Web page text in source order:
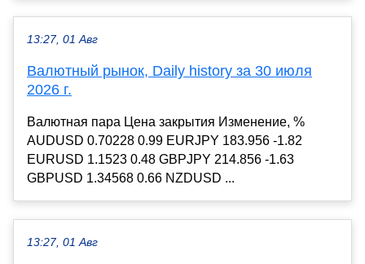
13:27, 01 Авг
Валютный рынок, Daily history за 30 июля
2026 г.
Валютная пара Цена закрытия Изменение, %
AUDUSD 0.70228 0.99 EURJPY 183.956 -1.82
EURUSD 1.1523 0.48 GBPJPY 214.856 -1.63
GBPUSD 1.34568 0.66 NZDUSD ...
13:27, 01 Авг